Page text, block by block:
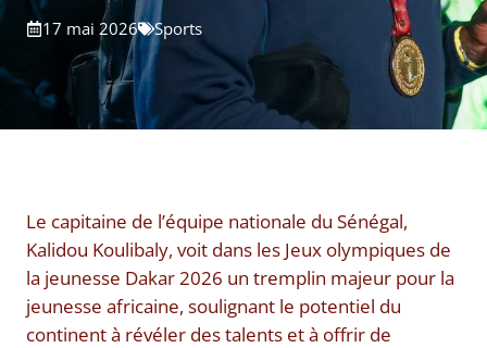
17 mai 2026 Sports
Le capitaine de l’équipe nationale du Sénégal,
Kalidou Koulibaly, voit dans les Jeux olympiques de
la jeunesse Dakar 2026 un tremplin majeur pour la
jeunesse africaine, soulignant le potentiel du
continent à révéler des talents et à offrir de